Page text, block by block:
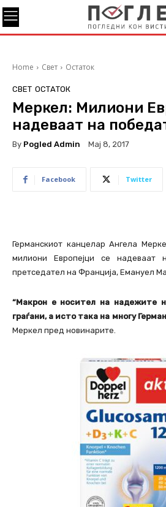
Home Свет Остаток
СВЕТ ОСТАТОК
Меркел: Милиони
надеваат на
By Pogled Admin Мај 8, 2017
Facebook Twitter
Германскиот канцелар Ангела
милиони Европејци се надеваат
претседател на Франција, Емануел
“Макрон е носител на надежите
граѓани, а исто така на многу
Меркел пред новинарите.